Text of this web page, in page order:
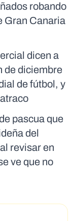
robando
Gran Canaria
dicen a
de diciembre
de fútbol, y
pascua que
del
revisar en
ve que no